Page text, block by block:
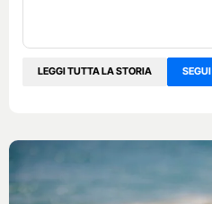
LEGGI TUTTA LA STORIA SEGUI